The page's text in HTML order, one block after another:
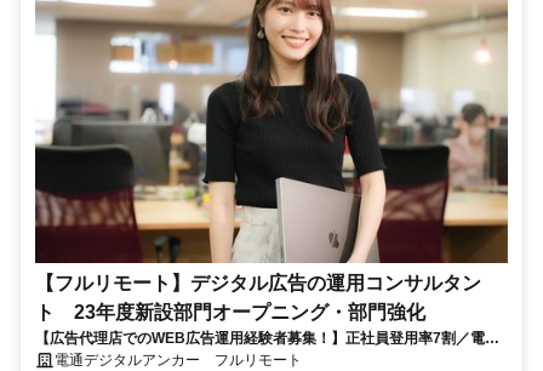
【フルリモート】デジタル広告の運用コンサルタン
ト 23年度新設部門オープニング・部門強化
【広告代理店でのWEB広告運用経験者募集！】正社員登用率7割／電通
G／全国×完全在宅／年休126日・土日祝休み／残業月平均4時間19分
電通デジタルアンカー フルリモート